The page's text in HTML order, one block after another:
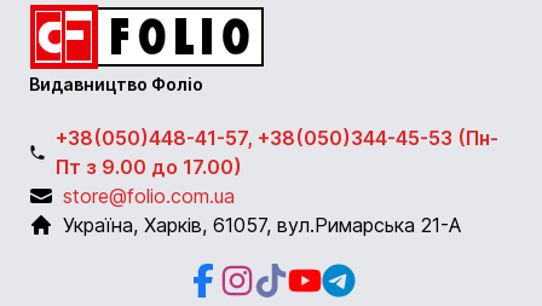
Видавництво Фоліо
+38(050)448-41-57, +38(050)344-45-53 (Пн-
Пт з 9.00 до 17.00)
store@folio.com.ua
Україна, Харків, 61057, вул.Римарська 21-А
Facebook
Instagram
Instagram
YoutubeTelegram